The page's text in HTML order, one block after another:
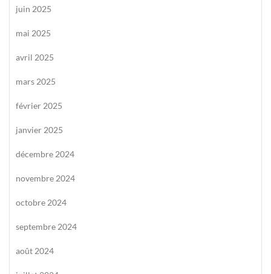
juin 2025
mai 2025
avril 2025
mars 2025
février 2025
janvier 2025
décembre 2024
novembre 2024
octobre 2024
septembre 2024
août 2024